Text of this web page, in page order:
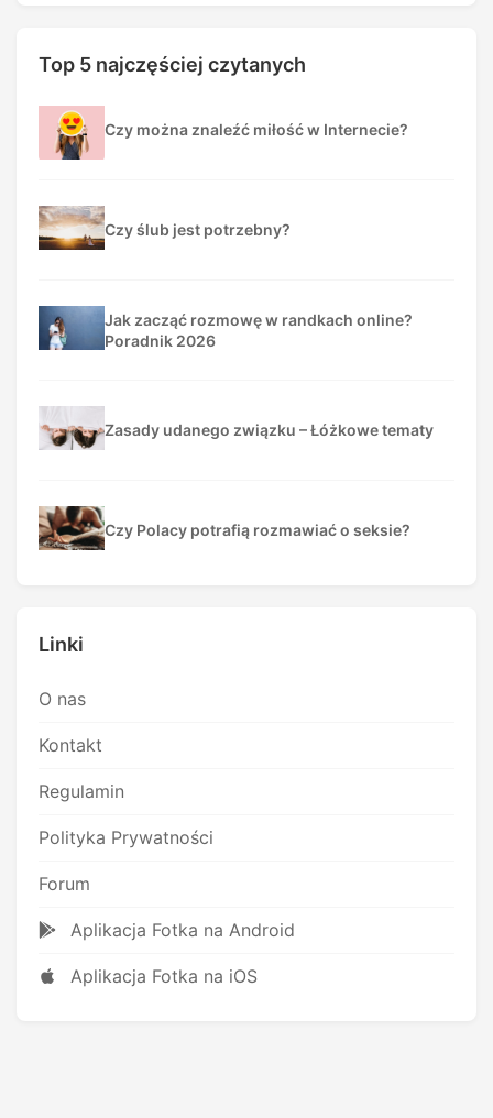
Top 5 najczęściej czytanych
Czy można znaleźć miłość w Internecie?
Czy ślub jest potrzebny?
Jak zacząć rozmowę w randkach online?
Poradnik 2026
Zasady udanego związku – Łóżkowe tematy
Czy Polacy potrafią rozmawiać o seksie?
Linki
O nas
Kontakt
Regulamin
Polityka Prywatności
Forum
Aplikacja Fotka na Android
Aplikacja Fotka na iOS